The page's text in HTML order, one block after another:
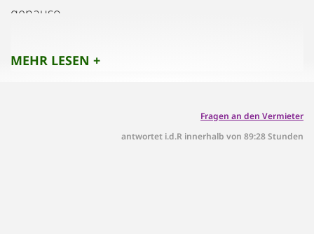
genauso.
MEHR LESEN +
Fragen an den Vermieter
antwortet i.d.R innerhalb von 89:28 Stunden